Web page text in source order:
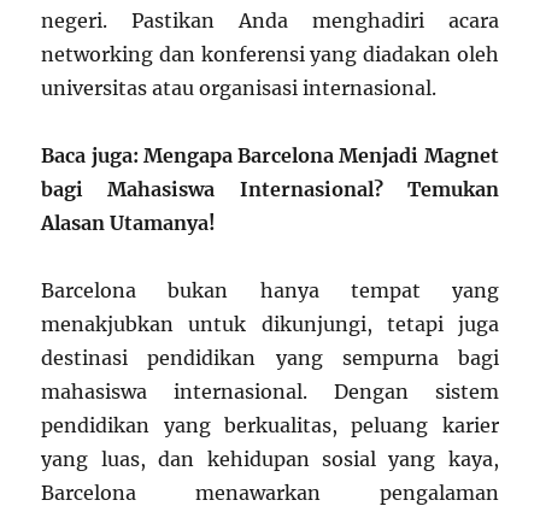
negeri. Pastikan Anda menghadiri acara
networking dan konferensi yang diadakan oleh
universitas atau organisasi internasional.
Baca juga: Mengapa Barcelona Menjadi Magnet
bagi Mahasiswa Internasional? Temukan
Alasan Utamanya!
Barcelona bukan hanya tempat yang
menakjubkan untuk dikunjungi, tetapi juga
destinasi pendidikan yang sempurna bagi
mahasiswa internasional. Dengan sistem
pendidikan yang berkualitas, peluang karier
yang luas, dan kehidupan sosial yang kaya,
Barcelona menawarkan pengalaman